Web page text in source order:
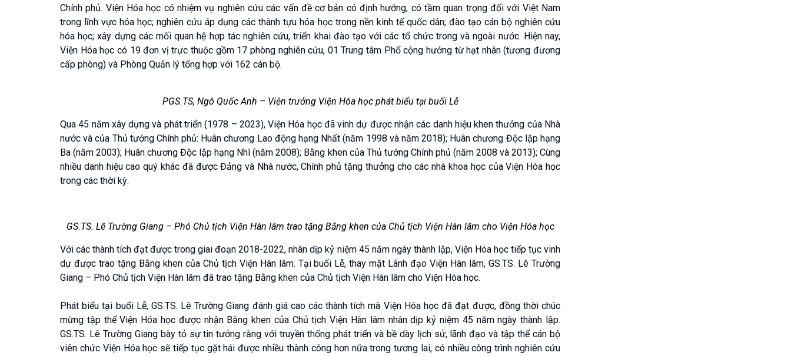
Chính phủ. Viện Hóa học có nhiệm vụ nghiên cứu các vấn đề cơ bản có định hướng, có tầm quan trọng đối với Việt Nam
trong lĩnh vực hóa học; nghiên cứu áp dụng các thành tựu hóa học trong nền kinh tế quốc dân; đào tạo cán bộ nghiên cứu
hóa học; xây dựng các mối quan hệ hợp tác nghiên cứu, triển khai đào tạo với các tổ chức trong và ngoài nước. Hiện nay,
Viện Hóa học có 19 đơn vị trực thuộc gồm 17 phòng nghiên cứu, 01 Trung tâm Phổ cộng hưởng từ hạt nhân (tương đương
cấp phòng) và Phòng Quản lý tổng hợp với 162 cán bộ.
PGS.TS, Ngô Quốc Anh – Viện trưởng Viện Hóa học phát biểu tại buổi Lễ
Qua 45 năm xây dựng và phát triển (1978 – 2023), Viện Hóa học đã vinh dự được nhận các danh hiệu khen thưởng của Nhà
nước và của Thủ tướng Chính phủ: Huân chương Lao động hạng Nhất (năm 1998 và năm 2018); Huân chương Độc lập hạng
Ba (năm 2003); Huân chương Độc lập hạng Nhì (năm 2008); Bằng khen của Thủ tướng Chính phủ (năm 2008 và 2013); Cùng
nhiều danh hiệu cao quý khác đã được Đảng và Nhà nước, Chính phủ tặng thưởng cho các nhà khoa học của Viện Hóa học
trong các thời kỳ.
GS.TS. Lê Trường Giang – Phó Chủ tịch Viện Hàn lâm trao tặng Bằng khen của Chủ tịch Viện Hàn lâm cho Viện Hóa học
Với các thành tích đạt được trong giai đoạn 2018-2022, nhân dịp kỷ niệm 45 năm ngày thành lập, Viện Hóa học tiếp tục vinh
dự được trao tặng Bằng khen của Chủ tịch Viện Hàn lâm. Tại buổi Lễ, thay mặt Lãnh đạo Viện Hàn lâm, GS.TS. Lê Trường
Giang – Phó Chủ tịch Viện Hàn lâm đã trao tặng Bằng khen của Chủ tịch Viện Hàn lâm cho Viện Hóa học.
Phát biểu tại buổi Lễ, GS.TS. Lê Trường Giang đánh giá cao các thành tích mà Viện Hóa học đã đạt được, đồng thời chúc
mừng tập thể Viện Hóa học được nhận Bằng khen của Chủ tịch Viện Hàn lâm nhân dịp kỷ niệm 45 năm ngày thành lập.
GS.TS. Lê Trường Giang bày tỏ sự tin tưởng rằng với truyền thống phát triển và bề dày lịch sử, lãnh đạo và tập thể cán bộ
viên chức Viện Hóa học sẽ tiếp tục gặt hái được nhiều thành công hơn nữa trong tương lai, có nhiều công trình nghiên cứu